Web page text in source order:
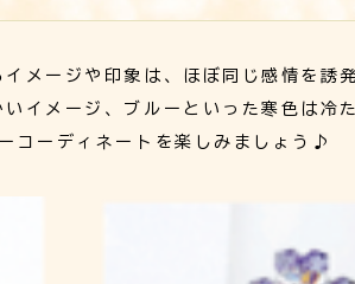
メージや印象は、ほぼ同じ感情を誘
イメージ、ブルーといった寒色は冷
コーディネートを楽しみましょう♪